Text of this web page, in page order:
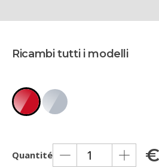
Ricambi tutti i modelli
Quantité €